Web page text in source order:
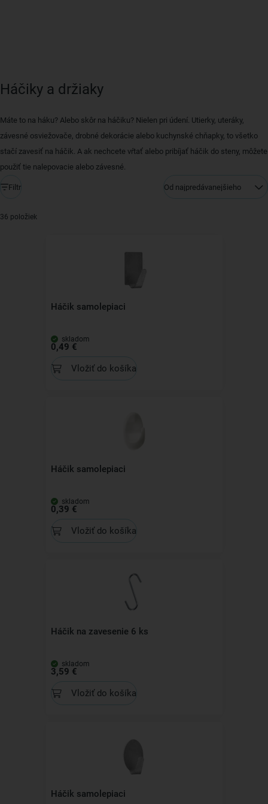
Háčiky a držiaky
Máte to na háku? Alebo skôr na háčiku? Nielen pri údení. Utierky, uteráky,
závesné osviežovače, drobné dekorácie alebo kuchynské chňapky, to všetko
stačí zavesiť na háčik. A ak nechcete vŕtať alebo pribíjať háčik do steny, môžete
použiť tie nalepovacie alebo závesné.
Filtr Od najpredávanejšieho
36 položiek
Háčik samolepiaci
skladom
0,49 €
Vložiť do košíka
Háčik samolepiaci
skladom
0,39 €
Vložiť do košíka
Háčik na zavesenie 6 ks
skladom
3,59 €
Vložiť do košíka
Háčik samolepiaci